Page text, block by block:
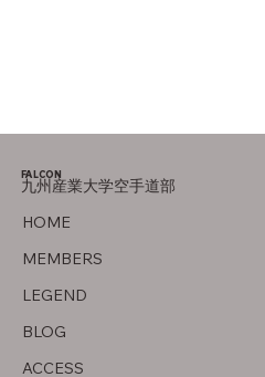
母の存在
HOME
MEMBERS
LEGEND
BLOG
ACCESS
FALCON
九州産業大学空手道部